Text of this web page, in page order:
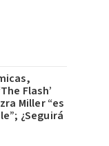
Flash’
Miller “es
¿Seguirá